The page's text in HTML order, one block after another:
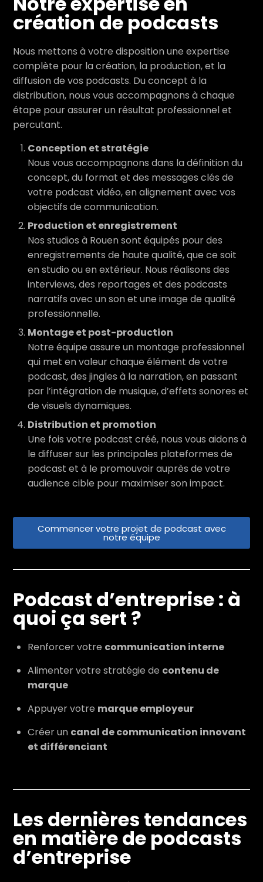
création de podcasts
Nous mettons à votre disposition une expertise
complète pour la création, la production, et la
diffusion de vos podcasts. Du concept à la
distribution, nous vous accompagnons à chaque
étape pour assurer un résultat professionnel et
percutant.
Conception et stratégie
Nous vous accompagnons dans la définition du
concept, du format et des messages clés de
votre podcast vidéo, en alignement avec vos
objectifs de communication.
Production et enregistrement
Nos studios à Rouen sont équipés pour des
enregistrements de haute qualité, que ce soit
en studio ou en extérieur. Nous réalisons des
interviews, des reportages et des podcasts
narratifs avec un son et une image de qualité
professionnelle.
Montage et post-production
Notre équipe assure un montage professionnel
qui met en valeur chaque élément de votre
podcast, des jingles à la narration, en passant
par l’intégration de musique, d’effets sonores et
de visuels dynamiques.
Distribution et promotion
Une fois votre podcast créé, nous vous aidons à
le diffuser sur les principales plateformes de
podcast et à le promouvoir auprès de votre
audience cible pour maximiser son impact.
Commencer votre projet de podcast avec
notre équipe
Podcast d’entreprise : à
quoi ça sert ?
Renforcer votre communication interne
Alimenter votre stratégie de contenu de
marque
Appuyer votre marque employeur
Créer un canal de communication innovant
et différenciant
Les dernières tendances
en matière de podcasts
d’entreprise